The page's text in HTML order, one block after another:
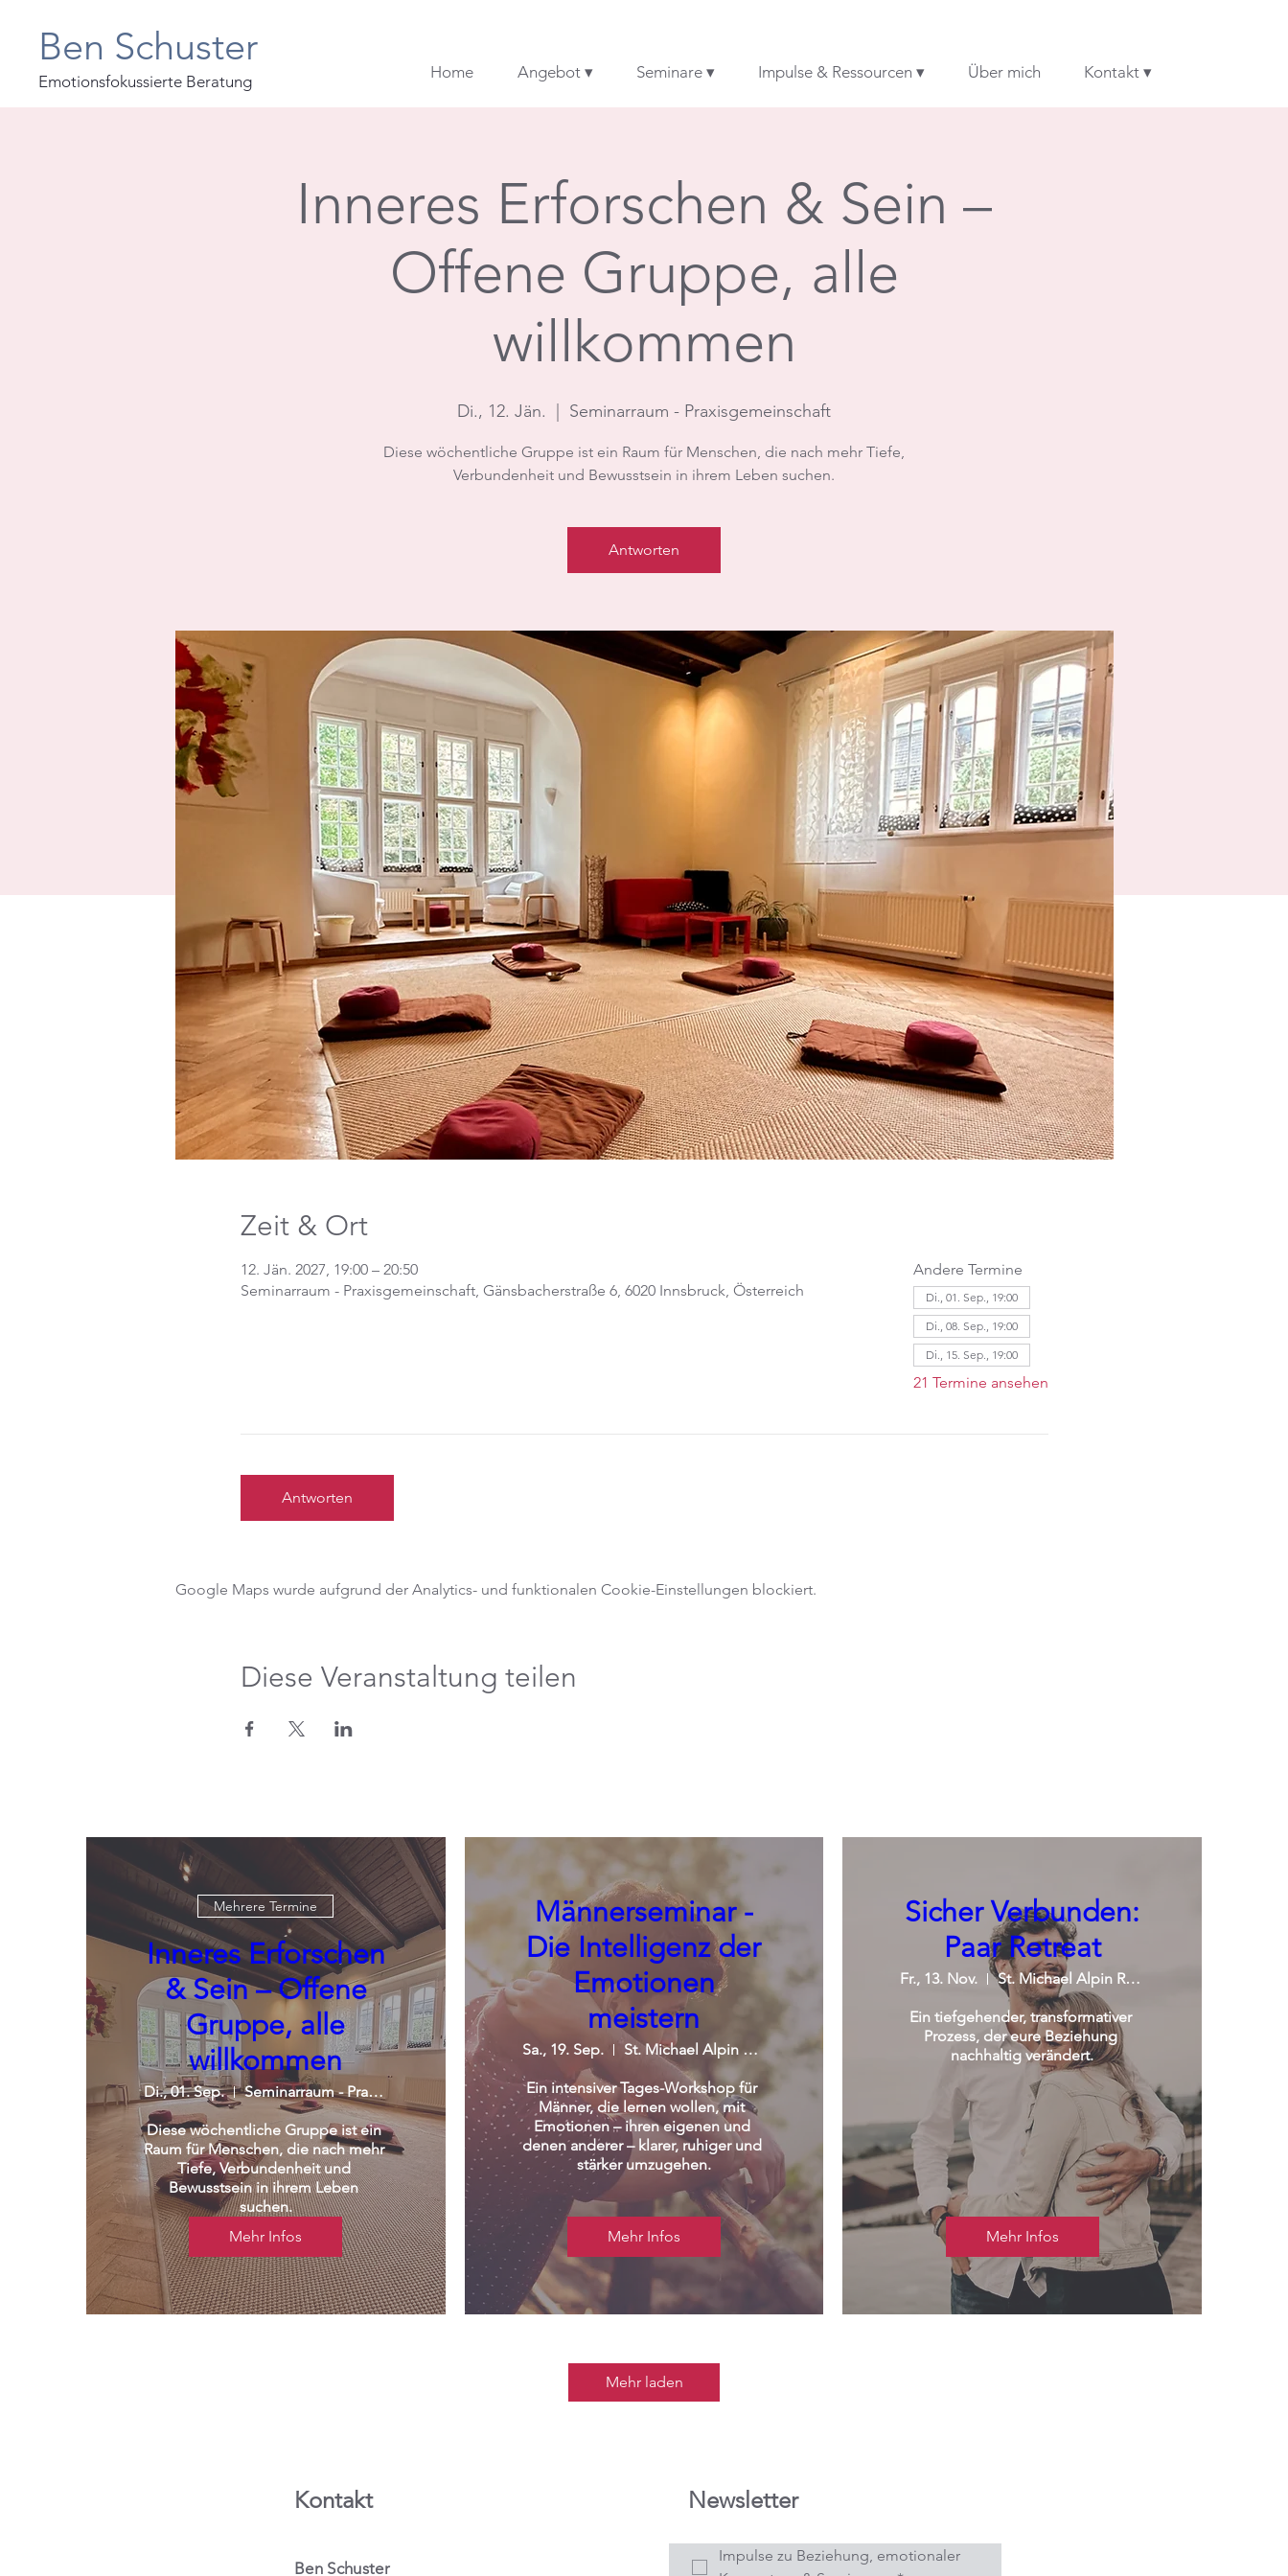
Ben Schuster
Emotionsfokussierte Beratung Home Angebot ▾ Seminare ▾ Impulse & Ressourcen ▾ Über mich Kontakt ▾
Inneres Erforschen & Sein –
Offene Gruppe, alle
willkommen
Di., 12. Jän. Seminarraum - Praxisgemeinschaft
Diese wöchentliche Gruppe ist ein Raum für Menschen, die nach mehr Tiefe,
Verbundenheit und Bewusstsein in ihrem Leben suchen.
Antworten
Zeit & Ort
12. Jän. 2027, 19:00 – 20:50
Seminarraum - Praxisgemeinschaft, Gänsbacherstraße 6, 6020 Innsbruck, Österreich
Andere Termine
Di., 01. Sep., 19:00
Di., 08. Sep., 19:00
Di., 15. Sep., 19:00
21 Termine ansehen
Antworten
Google Maps wurde aufgrund der Analytics- und funktionalen Cookie-Einstellungen blockiert.
Diese Veranstaltung teilen
Mehrere Termine
Inneres Erforschen
& Sein – Offene
Gruppe, alle
willkommen
Di., 01. Sep. Seminarraum - Praxisgemeinschaft
Diese wöchentliche Gruppe ist ein
Raum für Menschen, die nach mehr
Tiefe, Verbundenheit und
Bewusstsein in ihrem Leben
suchen.
Mehr Infos
Männerseminar -
Die Intelligenz der
Emotionen
meistern
Sa., 19. Sep. St. Michael Alpin Retreat
Ein intensiver Tages-Workshop für
Männer, die lernen wollen, mit
Emotionen – ihren eigenen und
denen anderer – klarer, ruhiger und
stärker umzugehen.
Mehr Infos
Sicher Verbunden:
Paar Retreat
Fr., 13. Nov. St. Michael Alpin Retreat
Ein tiefgehender, transformativer
Prozess, der eure Beziehung
nachhaltig verändert.
Mehr Infos
Mehr laden
Kontakt Newsletter
Ben Schuster
Impulse zu Beziehung, emotionaler